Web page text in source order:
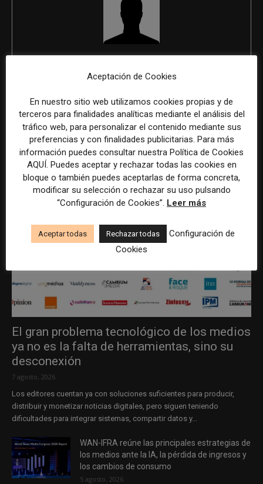
ÚLTIMOS ARTÍCULOS
El gran problema tecnológico de los medios
ya no es la falta de herramientas, sino su
desconexión
7 agosto, 2026
Los editores cuentan ya con soluciones suficientes para producir,
distribuir y monetizar noticias digitales, pero siguen teniendo
dificultades para integrar sistemas, compartir datos y...
WAN-IFRA reúne las principales estrategias de
los medios ante la IA, la pérdida de ingresos y
los cambios de consumo
5 agosto, 2026
Aceptación de Cookies
En nuestro sitio web utilizamos cookies propias y de
terceros para finalidades analíticas mediante el análisis del
tráfico web, para personalizar el contenido mediante sus
preferencias y con finalidades publicitarias. Para más
información puedes consultar nuestra Política de Cookies
AQUÍ. Puedes aceptar y rechazar todas las cookies en
bloque o también puedes aceptarlas de forma concreta,
modificar su selección o rechazar su uso pulsando
“Configuración de Cookies”. Leer más
Aceptar todas Rechazar todas
Configuración de
Cookies